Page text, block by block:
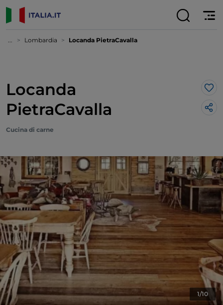
... Lombardia Locanda PietraCavalla
Locanda
PietraCavalla
Cucina di carne
1/10